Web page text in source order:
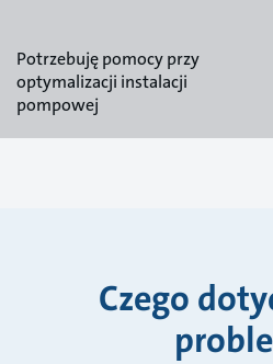
Potrzebuję pomocy przy
optymalizacji instalacji
pompowej
Czego